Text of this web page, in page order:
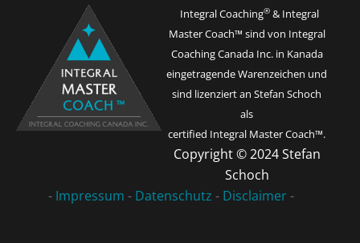
Integral Coaching®& Integral
Master Coach™ sind von Integral
Coaching Canada Inc. in Kanada
eingetragende Warenzeichen und
sind lizenziert an Stefan Schoch
als
certified Integral Master Coach™.
Copyright © 2024 Stefan
Schoch
- Impressum - Datenschutz - Disclaimer-